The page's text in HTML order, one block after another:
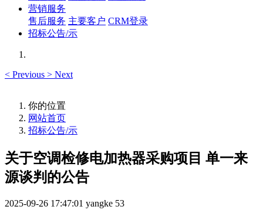
营销服务
售后服务 主要客户 CRM登录
招标公告/示
< Previous > Next
你的位置
网站首页
招标公告/示
关于空调检修电加热器采购项目 单一来
源谈判的公告
2025-09-26 17:47:01 yangke 53